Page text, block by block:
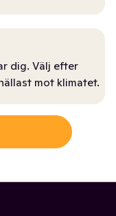
dig. Välj efter
mot klimatet.